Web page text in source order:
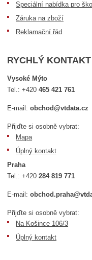
Speciální nabídka pro
Záruka na zboží
Reklamační řád
RYCHLÝ KONTAKT
Vysoké Mýto
Tel.:+420465 421 761
E-mail:obchod@vtdata.cz
Přijďte si osobně vybrat:
Mapa
Úplný kontakt
Praha
Tel.:+420284 819 771
E-mail:
Přijďte si osobně vybrat:
Na Košince 106/3
Úplný kontakt